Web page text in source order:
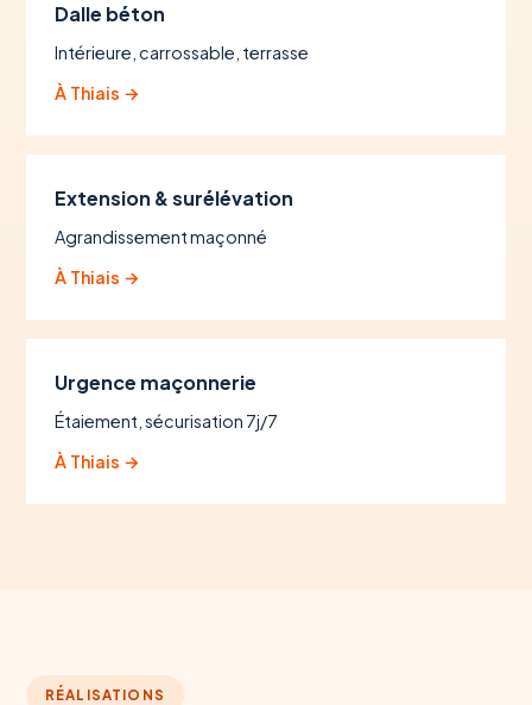
Dalle béton
Intérieure, carrossable, terrasse
À Thiais →
Extension & surélévation
Agrandissement maçonné
À Thiais →
Urgence maçonnerie
Étaiement, sécurisation 7j/7
À Thiais →
RÉALISATIONS